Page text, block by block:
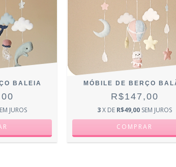
BALEIA
JUROS
MÓBILE DE BERÇO
R$147,00
3X DE R$49,00 SEM JUROS